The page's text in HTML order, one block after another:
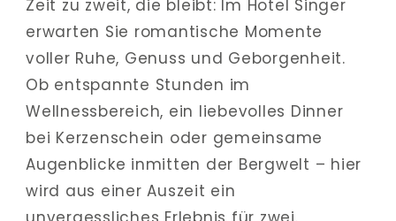
Zeit zu zweit, die bleibt: Im Hotel Singer
erwarten Sie romantische Momente
voller Ruhe, Genuss und Geborgenheit.
Ob entspannte Stunden im
Wellnessbereich, ein liebevolles Dinner
bei Kerzenschein oder gemeinsame
Augenblicke inmitten der Bergwelt – hier
wird aus einer Auszeit ein